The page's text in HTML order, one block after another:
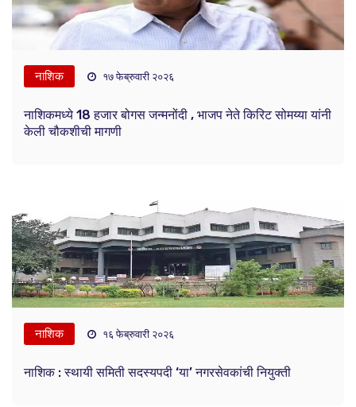
नाशिक १७ फेब्रुवारी २०२६
नाशिकमध्ये 18 हजार बोगस जन्मनोंदी , भाजप नेते किरिट सोमय्या यांनी
केली चौकशीची मागणी
नाशिक १६ फेब्रुवारी २०२६
नाशिक : स्थायी समिती सदस्यपदी ‘या’ नगरसेवकांची नियुक्ती